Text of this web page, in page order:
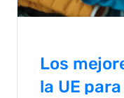
Los
la UE